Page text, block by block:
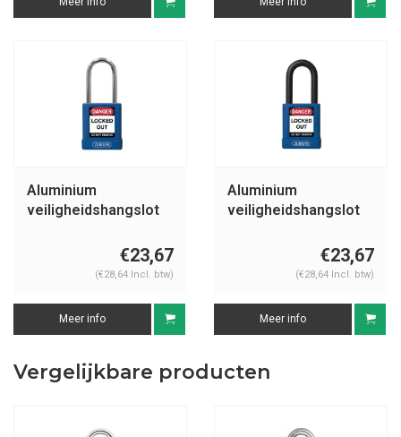
Aluminium
veiligheidshangslot
74BS/40 blauw€23,67
(€28,64 Incl. btw)
Meer info
Aluminium
veiligheidshangslot
€23,67
(€28,64 Incl. btw)
Meer info
Vergelijkbare producten